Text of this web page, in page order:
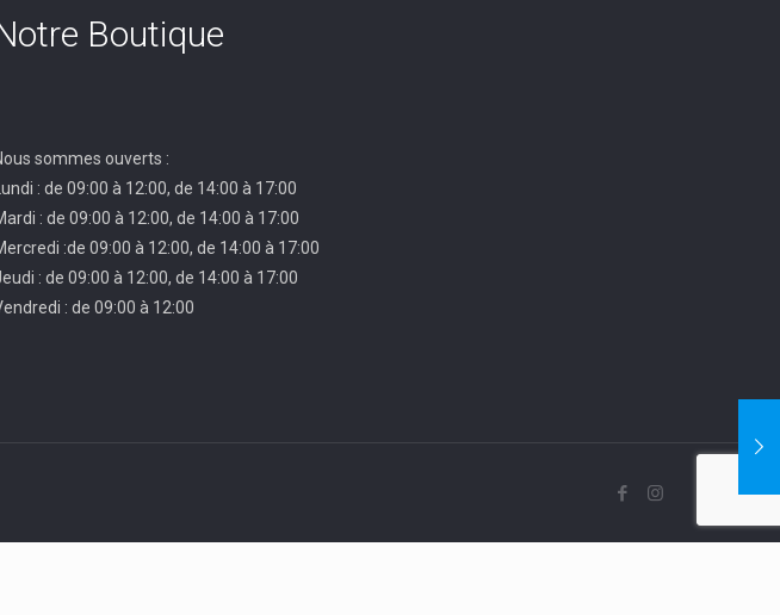
Boutique
sommes ouverts :
: de 09:00 à 12:00, de 14:00 à 17:00
: de 09:00 à 12:00, de 14:00 à 17:00
:de 09:00 à 12:00, de 14:00 à 17:00
: de 09:00 à 12:00, de 14:00 à 17:00
: de 09:00 à 12:00